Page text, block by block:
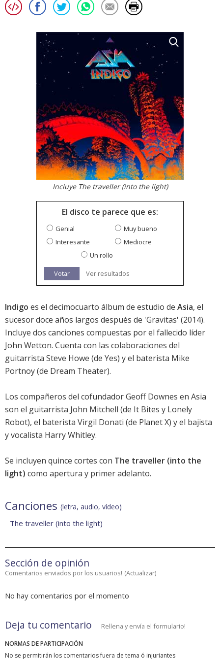
Incluye The traveller (into the light)
El disco te parece que es:
Genial
Muy bueno
Interesante
Mediocre
Un rollo
Votar Ver resultados
Indigo es el decimocuarto álbum de estudio de Asia, el
sucesor doce años largos después de 'Gravitas' (2014).
Incluye dos canciones compuestas por el fallecido líder
John Wetton. Cuenta con las colaboraciones del
guitarrista Steve Howe (de Yes) y el baterista Mike
Portnoy (de Dream Theater).
Los compañeros del cofundador Geoff Downes en Asia
son el guitarrista John Mitchell (de It Bites y Lonely
Robot), el baterista Virgil Donati (de Planet X) y el bajista
y vocalista Harry Whitley.
Se incluyen quince cortes con The traveller (into the
light) como apertura y primer adelanto.
Canciones (letra, audio, vídeo)
The traveller (into the light)
Sección de opinión
Comentarios enviados por los usuarios! (Actualizar)
No hay comentarios por el momento
Deja tu comentario Rellena y envía el formulario!
NORMAS DE PARTICIPACIÓN
No se permitirán los comentarios fuera de tema ó injuriantes